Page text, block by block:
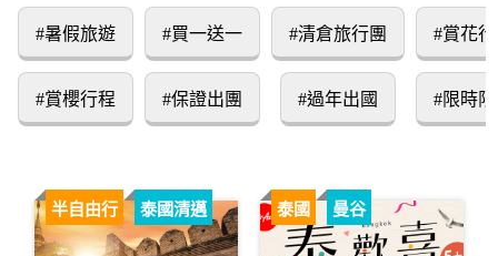
#暑假旅遊
#賞櫻行程
#買一送一
#保證出團
#清倉旅行團
#過年出國
#賞花
#限時
半自由行 泰國清邁 泰國 曼谷